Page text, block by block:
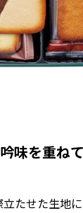
味を重ね
たせた生地